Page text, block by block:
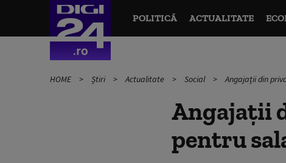
POLITICĂ ACTUALITATE
HOME Știri Actualitate Social Angajații din
Angajații
pentru